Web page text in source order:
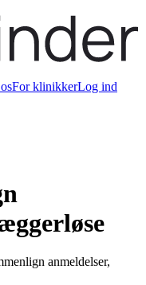
For klinikkerLog ind
anmeldelser,